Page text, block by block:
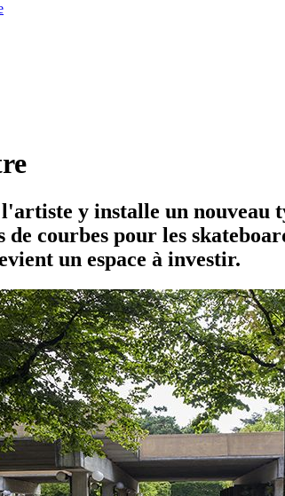
y installe un nouveau
courbes pour les
un espace à investir.